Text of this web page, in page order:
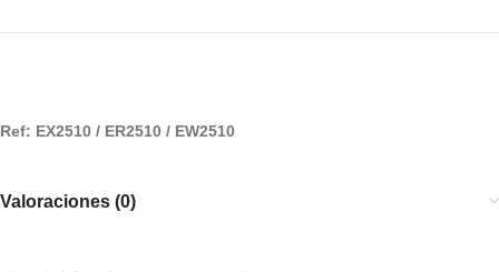
Ref: EX2510 / ER2510 / EW2510
Valoraciones (0)